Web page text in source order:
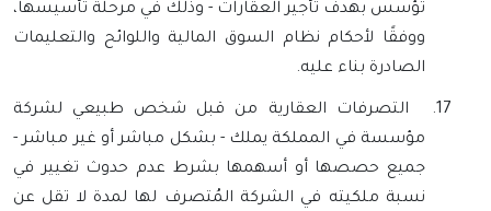
تؤسس بهدف تأجير العقارات - وذلك في مرحلة تأسيسها،
ووفقًا لأحكام نظام السوق المالية واللوائح والتعليمات
الصادرة بناء عليه.
17.
التصرفات العقارية من قبل شخص طبيعي لشركة
مؤسسة في المملكة يملك - بشكل مباشر أو غير مباشر -
جميع حصصها أو أسهمها بشرط عدم حدوث تغيير في
نسبة ملكيته في الشركة المُتصرف لها لمدة لا تقل عن